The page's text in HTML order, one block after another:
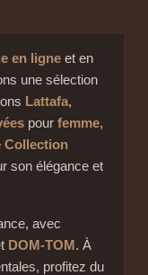
en ligneet en
une sélection
Lattafa,
pour femme,
Collection
son élégance et
avec
DOM-TOM. À
profitez du